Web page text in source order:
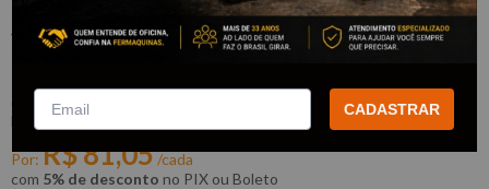
Soquete de Impacto 3/4" x 30 mm -
KING TONY
651530M
KING TONY
Por: R$81,05/cada
com 5% de desconto no PIX ou Boleto
CADASTRAR